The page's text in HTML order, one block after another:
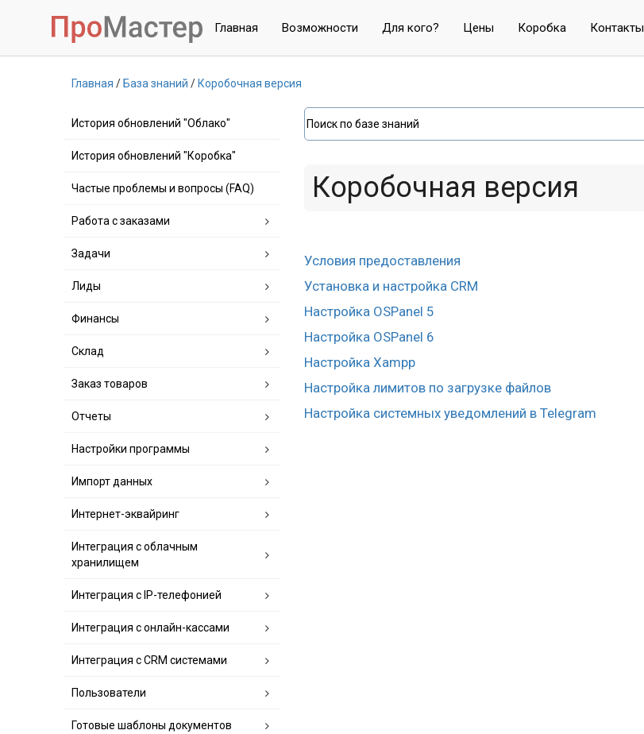
Главная Возможности Для кого? Цены Коробка Контакты
Главная База знаний Коробочная версия
История обновлений "Облако"
История обновлений "Коробка"
Частые проблемы и вопросы (FAQ)
Работа с заказами
Задачи
Лиды
Финансы
Склад
Заказ товаров
Отчеты
Настройки программы
Импорт данных
Интернет-эквайринг
Интеграция с облачным
хранилищем
Интеграция с IP-телефонией
Интеграция с онлайн-кассами
Интеграция с CRM системами
Пользователи
Готовые шаблоны документов
Коробочная версия
Условия предоставления
Установка и настройка CRM
Настройка OSPanel 5
Настройка OSPanel 6
Настройка Xampp
Настройка лимитов по загрузке файлов
Настройка системных уведомлений в Telegram